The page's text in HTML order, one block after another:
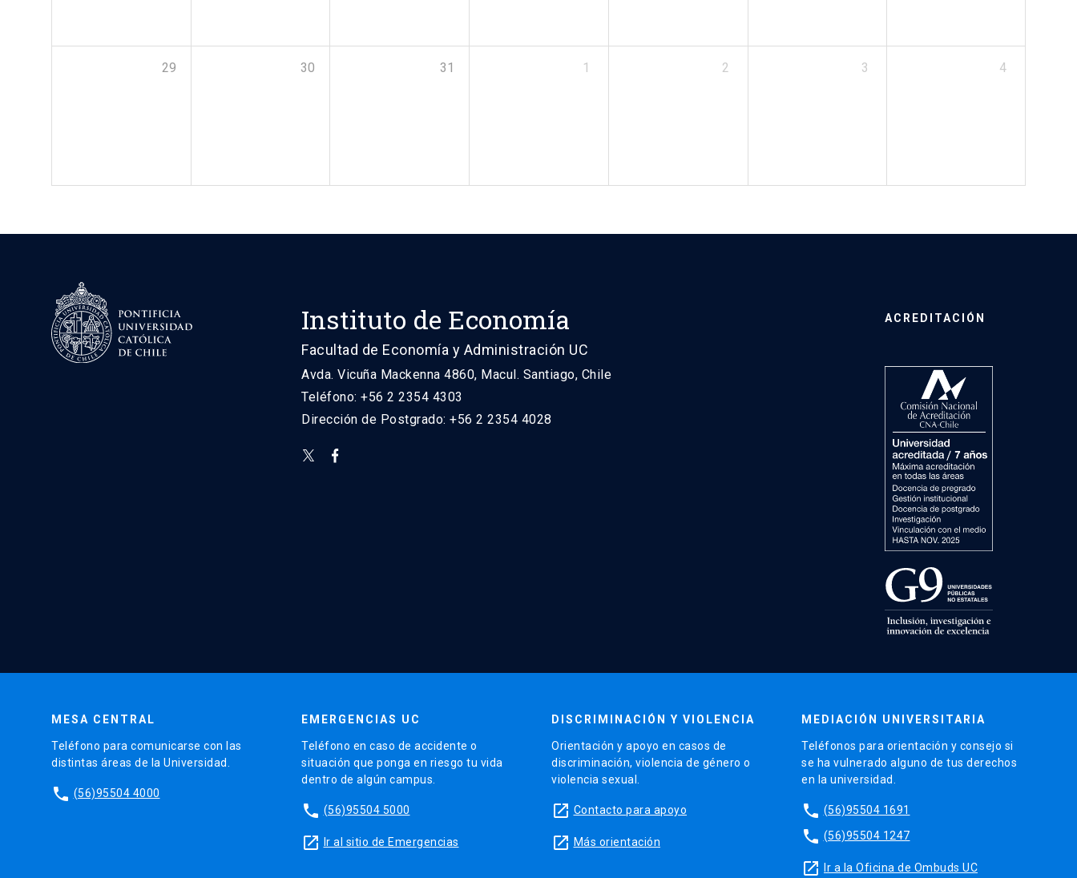
29 30 31 1 2 3 4
Instituto de Economía
Facultad de Economía y Administración UC
Avda. Vicuña Mackenna 4860, Macul. Santiago, Chile
Teléfono: +56 2 2354 4303
Dirección de Postgrado: +56 2 2354 4028
ACREDITACIÓN
MESA CENTRAL
Teléfono para comunicarse con las
distintas áreas de la Universidad.
phone (56)95504 4000
EMERGENCIAS UC
Teléfono en caso de accidente o
situación que ponga en riesgo tu vida
dentro de algún campus.
phone (56)95504 5000
launch Ir al sitio de Emergencias
DISCRIMINACIÓN Y VIOLENCIA
Orientación y apoyo en casos de
discriminación, violencia de género o
violencia sexual.
launch Contacto para apoyo
launch Más orientación
MEDIACIÓN UNIVERSITARIA
Teléfonos para orientación y consejo si
se ha vulnerado alguno de tus derechos
en la universidad.
phone (56)95504 1691
phone (56)95504 1247
launch Ir a la Oficina de Ombuds UC